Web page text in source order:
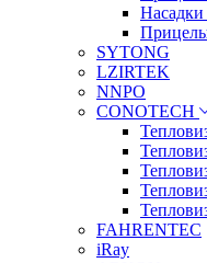
SYTONG
LZIRTEK
NNPO
CONOTECH
FAHRENTEC
iRay